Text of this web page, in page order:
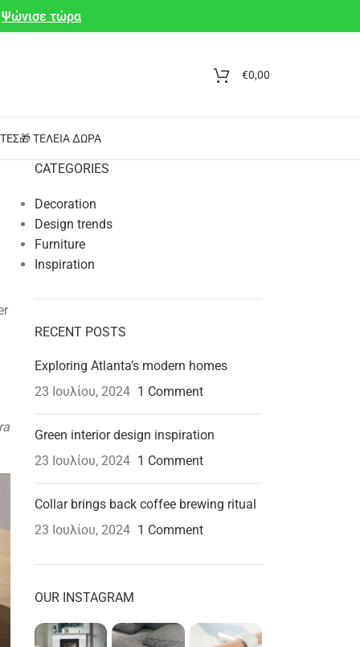
Ψώνισε τώρα
€0,00
🎁 ΤΈΛΕΙΑ ΔΏΡΑ
CATEGORIES
Decoration
Design trends
Furniture
Inspiration
RECENT POSTS
Exploring Atlanta’s modern homes
23 Ιουλίου, 2024 1 Comment
Green interior design inspiration
23 Ιουλίου, 2024 1 Comment
Collar brings back coffee brewing ritual
23 Ιουλίου, 2024 1 Comment
OUR INSTAGRAM